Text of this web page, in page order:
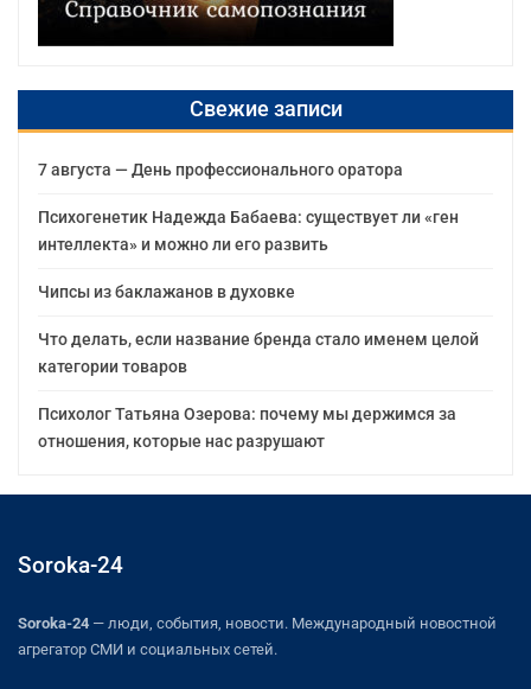
Свежие записи
7 августа — День профессионального оратора
Психогенетик Надежда Бабаева: существует ли «ген
интеллекта» и можно ли его развить
Чипсы из баклажанов в духовке
Что делать, если название бренда стало именем целой
категории товаров
Психолог Татьяна Озерова: почему мы держимся за
отношения, которые нас разрушают
Soroka-24
Soroka-24 — люди, события, новости. Международный новостной
агрегатор СМИ и социальных сетей.